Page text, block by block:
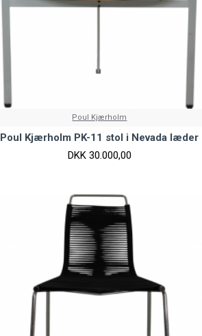
Poul Kjærholm
Poul Kjærholm PK-11 stol i Nevada læder
DKK 30.000,00